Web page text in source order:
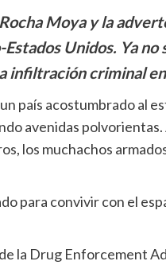
Moya y la
Unidos. Ya
infiltración criminal
país acostumbrado al
avenidas
los muchachos
para convivir con el
la Drug Enforcement